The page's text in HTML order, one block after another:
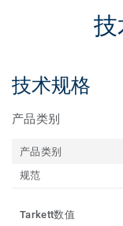
技
技术规格
产品类别
产品类别
规范
Tarkett数值